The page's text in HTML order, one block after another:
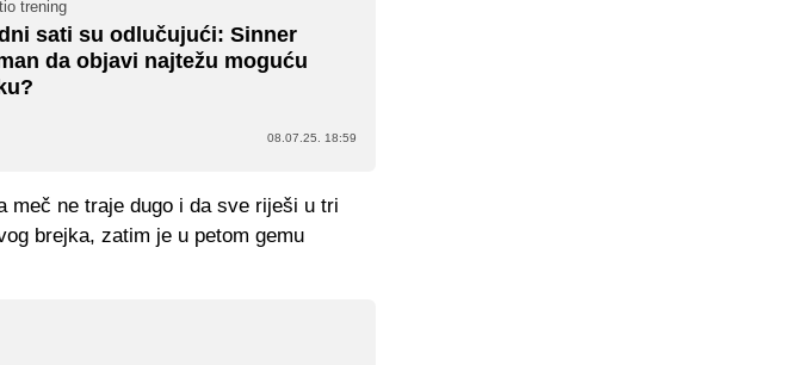
trening
sati su odlučujući: Sinner
da objavi najtežu moguću
08.07.25. 18:59
meč ne traje dugo i da sve riješi u tri
brejka, zatim je u petom gemu